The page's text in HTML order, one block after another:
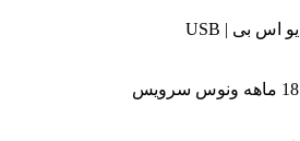
یو اس بی | USB
18 ماهه ونوس سرویس